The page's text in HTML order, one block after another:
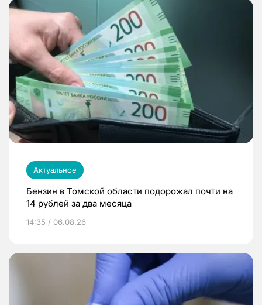
Актуальное
Бензин в Томской области подорожал почти на
14 рублей за два месяца
14:35 / 06.08.26